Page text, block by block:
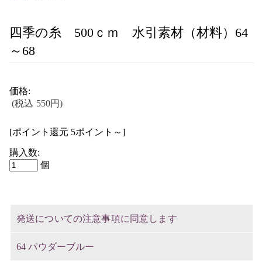
四季の糸 500ｃｍ 水引素材（材料）64
～68
価格:
(税込 550円)
[ポイント還元 5ポイント～]
購入数:
個
発送についての注意事項に同意します
64 パウダーブルー